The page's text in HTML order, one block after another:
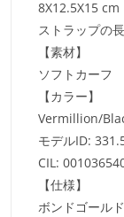
8X12.5X15 cm
ストラップの
【素材】
ソフトカーフ
【カラー】
Vermillion/
モデルID:
CIL:
【仕様】
ボンドゴール